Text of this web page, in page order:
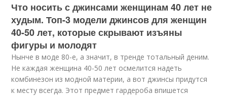
Что носить с джинсами женщинам 40 лет не
худым. Топ-3 модели джинсов для женщин
40-50 лет, которые скрывают изъяны
фигуры и молодят
Нынче в моде 80-е, а значит, в тренде тотальный деним.
Не каждая женщина 40-50 лет осмелится надеть
комбинезон из модной материи, а вот джинсы придутся
к месту всегда. Этот предмет гардероба впишется